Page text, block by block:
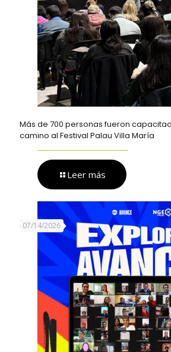
Más de 700 personas fueron
camino al Festival Palau Villa María
Leer más
07/14/2026